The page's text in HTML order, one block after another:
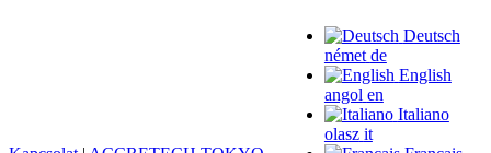
Deutsch
német de
English
angol en
Italiano
olasz it